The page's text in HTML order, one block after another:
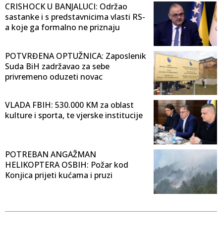
CRISHOCK U BANJALUCI: Održao
sastanke i s predstavnicima vlasti RS-
a koje ga formalno ne priznaju
POTVRĐENA OPTUŽNICA: Zaposlenik
Suda BiH zadržavao za sebe
privremeno oduzeti novac
VLADA FBIH: 530.000 KM za oblast
kulture i sporta, te vjerske institucije
POTREBAN ANGAŽMAN
HELIKOPTERA OSBIH: Požar kod
Konjica prijeti kućama i pruzi